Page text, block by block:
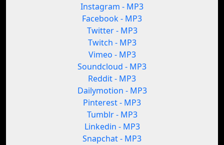
Instagram - MP3
Facebook - MP3
Twitter - MP3
Twitch - MP3
Vimeo - MP3
Soundcloud - MP3
Reddit - MP3
Dailymotion - MP3
Pinterest - MP3
Tumblr - MP3
Linkedin - MP3
Snapchat - MP3